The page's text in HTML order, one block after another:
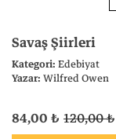
Felsefe
İnsan ve
Savaş Şiirleri
Kategori:Edebiyat
Yazar:Wilfred Owen
84,00 ₺ 120,00 ₺